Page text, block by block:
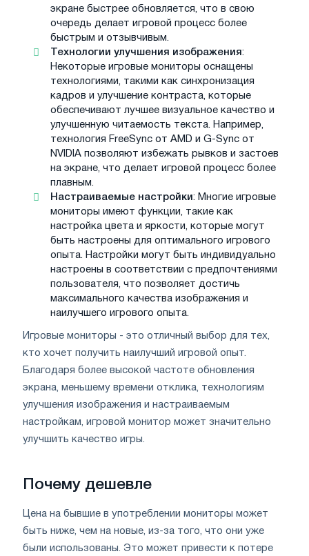
экране быстрее обновляется, что в свою
очередь делает игровой процесс более
быстрым и отзывчивым.
Технологии улучшения изображения:
Некоторые игровые мониторы оснащены
технологиями, такими как синхронизация
кадров и улучшение контраста, которые
обеспечивают лучшее визуальное качество и
улучшенную читаемость текста. Например,
технология FreeSync от AMD и G-Sync от
NVIDIA позволяют избежать рывков и застоев
на экране, что делает игровой процесс более
плавным.
Настраиваемые настройки: Многие игровые
мониторы имеют функции, такие как
настройка цвета и яркости, которые могут
быть настроены для оптимального игрового
опыта. Настройки могут быть индивидуально
настроены в соответствии с предпочтениями
пользователя, что позволяет достичь
максимального качества изображения и
наилучшего игрового опыта.
Игровые мониторы - это отличный выбор для тех,
кто хочет получить наилучший игровой опыт.
Благодаря более высокой частоте обновления
экрана, меньшему времени отклика, технологиям
улучшения изображения и настраиваемым
настройкам, игровой монитор может значительно
улучшить качество игры.
Почему дешевле
Цена на бывшие в употреблении мониторы может
быть ниже, чем на новые, из-за того, что они уже
были использованы. Это может привести к потере